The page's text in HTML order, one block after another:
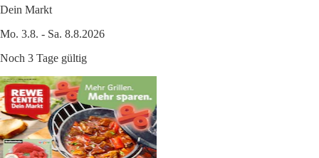
Dein Markt
Mo. 3.8. - Sa. 8.8.2026
Noch 3 Tage gültig